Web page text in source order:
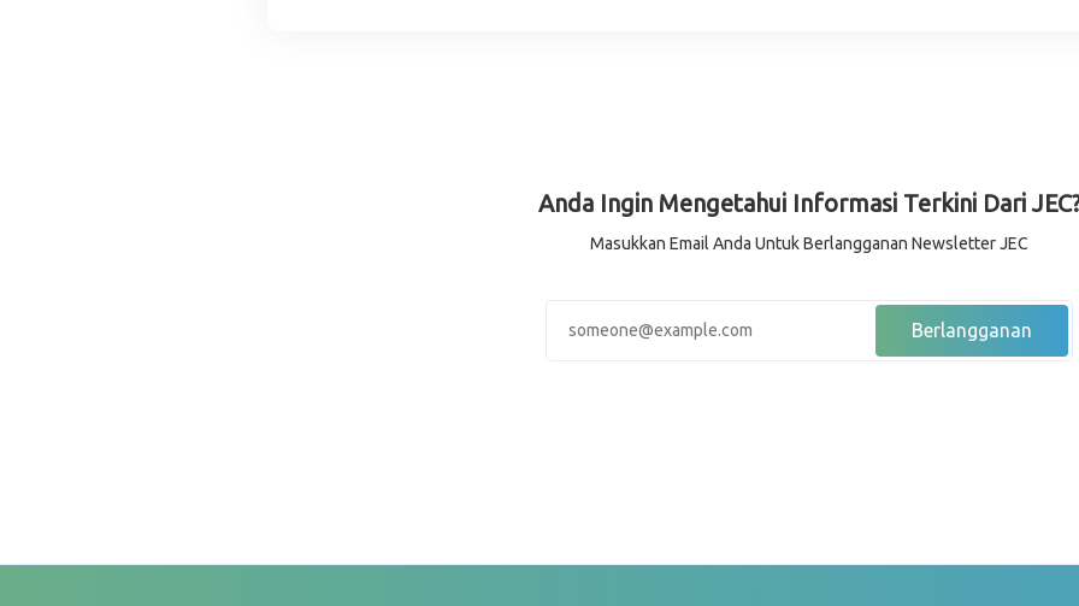
Anda Ingin Mengetahui Informasi Terkini Dari
Masukkan Email Anda Untuk Berlangganan Newsletter JEC